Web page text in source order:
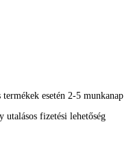
termékek esetén 2-5 munkanap
utalásos fizetési lehetőség